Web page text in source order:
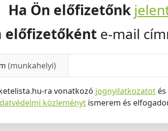
Ha Ön előfizetőnk
előfizetőként e-mail
(munkahelyi)
ra vonatkozó jognyilatkozatotés
közleménytismerem és